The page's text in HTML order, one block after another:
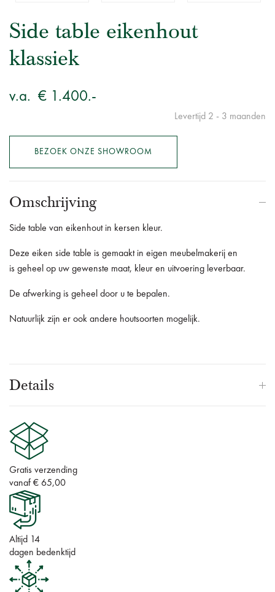
Side table eikenhout
klassiek
v.a. € 1.400.-
Levertijd 2 - 3 maanden
BEZOEK ONZE SHOWROOM
Omschrijving
Side table van eikenhout in kersen kleur.
Deze eiken side table is gemaakt in eigen meubelmakerij en
is geheel op uw gewenste maat, kleur en uitvoering leverbaar.
De afwerking is geheel door u te bepalen.
Natuurlijk zijn er ook andere houtsoorten mogelijk.
Details
Gratis verzending
vanaf € 65,00
Altijd 14
dagen bedenktijd